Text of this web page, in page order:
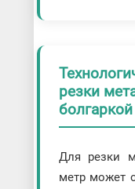
резки
болгаркой
Для резки
метр может